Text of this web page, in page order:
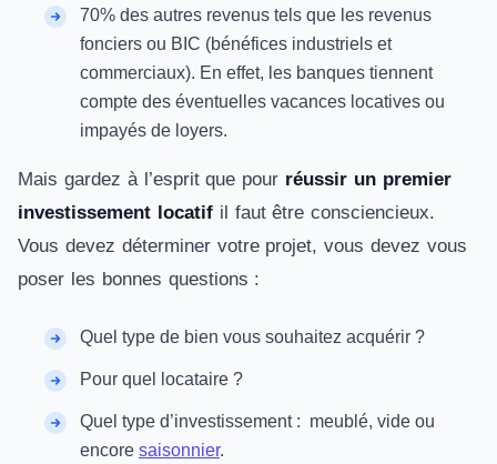
70% des autres revenus tels que les revenus
fonciers ou BIC (bénéfices industriels et
commerciaux). En effet, les banques tiennent
compte des éventuelles vacances locatives ou
impayés de loyers.
Mais gardez à l’esprit que pour réussir un premier
investissement locatifil faut être consciencieux.
Vous devez déterminer votre projet, vous devez vous
poser les bonnes questions :
Quel type de bien vous souhaitez acquérir ?
Pour quel locataire ?
Quel type d’investissement : meublé, vide ou
encore saisonnier.